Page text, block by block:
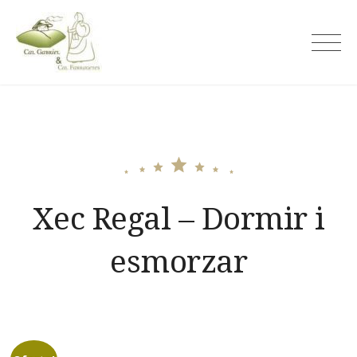
content
Xec Regal – Dormir i
esmorzar